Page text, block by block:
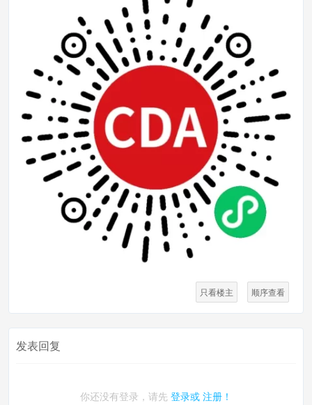
只看楼主 顺序查看
发表回复
你还没有登录，请先 登录或 注册！